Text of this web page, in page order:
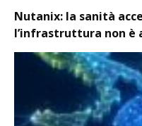
Nutanix: la sanità
l’infrastruttura non è